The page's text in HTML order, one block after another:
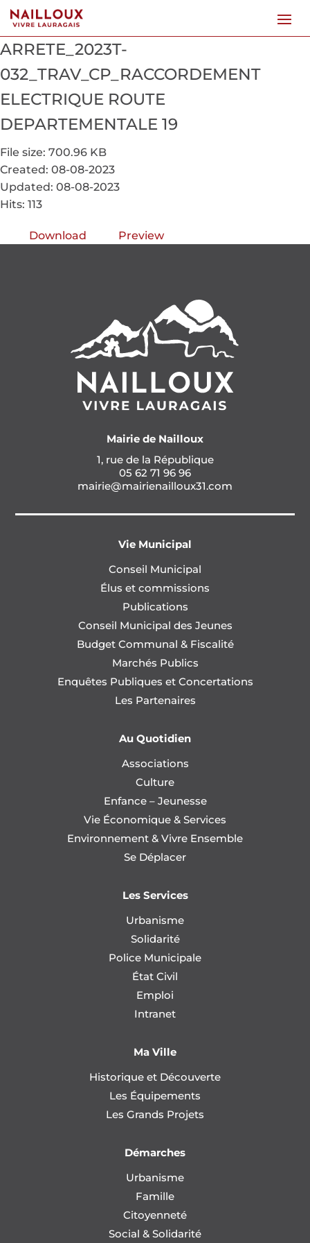
ARRETE_2023T-
032_TRAV_CP_RACCORDEMENT
ELECTRIQUE ROUTE
DEPARTEMENTALE 19
File size: 700.96 KB
Created: 08-08-2023
Updated: 08-08-2023
Hits: 113
Download Preview
Mairie de Nailloux
1, rue de la République
05 62 71 96 96
mairie@mairienailloux31.com
Vie Municipal
Conseil Municipal
Élus et commissions
Publications
Conseil Municipal des Jeunes
Budget Communal & Fiscalité
Marchés Publics
Enquêtes Publiques et Concertations
Les Partenaires
Au Quotidien
Associations
Culture
Enfance – Jeunesse
Vie Économique & Services
Environnement & Vivre Ensemble
Se Déplacer
Les Services
Urbanisme
Solidarité
Police Municipale
État Civil
Emploi
Intranet
Ma Ville
Historique et Découverte
Les Équipements
Les Grands Projets
Démarches
Urbanisme
Famille
Citoyenneté
Social & Solidarité